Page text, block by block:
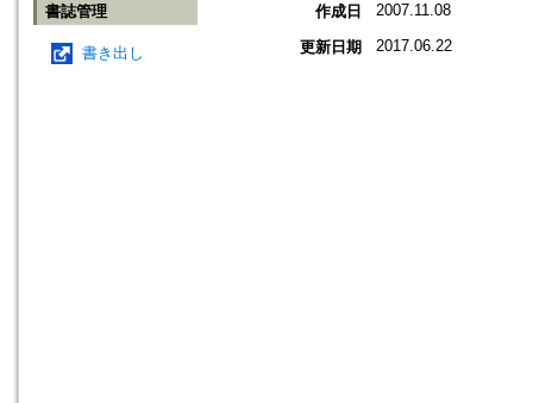
書誌管理
書き出し
作成日 2007.11.08
更新日期 2017.06.22